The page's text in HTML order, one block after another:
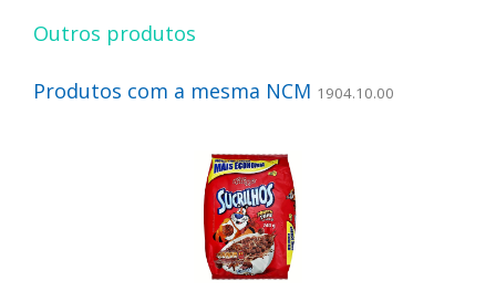
Outros produtos
Produtos com a mesma NCM 1904.10.00